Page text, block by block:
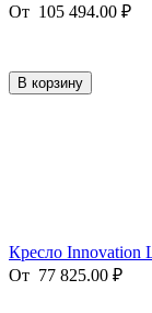
От 105 494.00 ₽
В корзину
Кресло Innovation
От 77 825.00 ₽